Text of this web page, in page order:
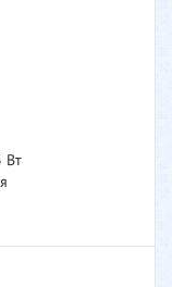
Вт